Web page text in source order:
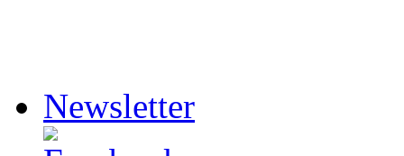
Newsletter